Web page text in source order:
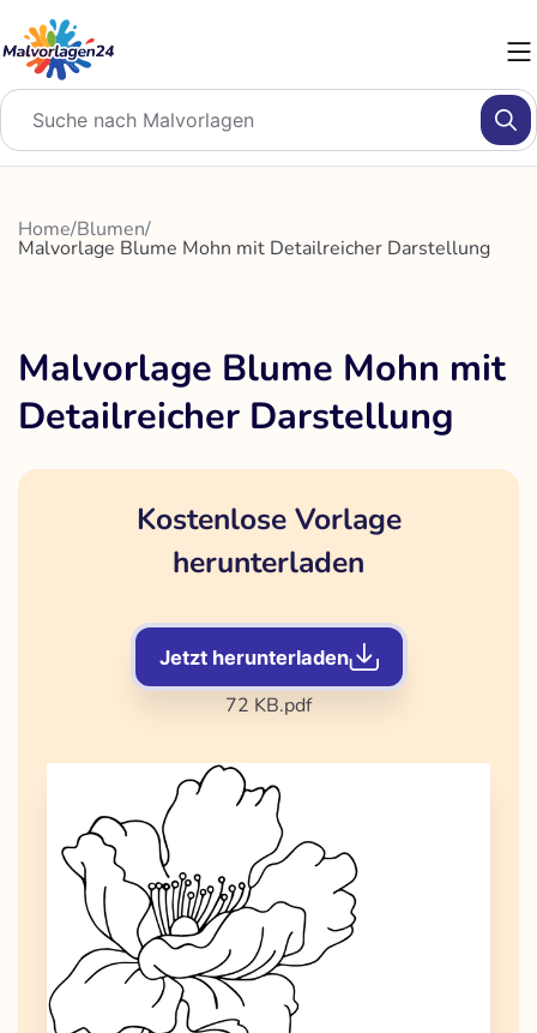
Inhalt
springen
Home/Blumen/
Malvorlage Blume Mohn mit Detailreicher Darstellung
Malvorlage Blume Mohn mit
Detailreicher Darstellung
Kostenlose Vorlage
herunterladen
Jetzt herunterladen
72 KB.pdf